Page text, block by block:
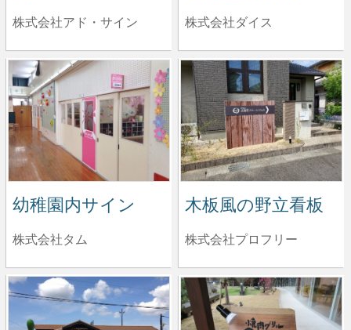
株式会社アド・サイン 株式会社ダイス
幼稚園内サイン
株式会社タム
木板風の野立看板
株式会社プロフリー